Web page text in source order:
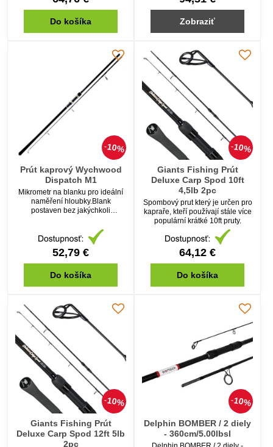
Do košíka Zobraziť
10%
Prút kaprový Wychwood
Dispatch M1
Mikrometr na blanku pro ideální
naměření hloubky.Blank
postaven bez jakýchkoli
52,79 €
Do košíka
10%
Giants Fishing Prút
Deluxe Carp Spod 10ft
4,5lb 2pc
Spombový prut který je určen pro
kapraře, kteří používají stále více
populární krátké 10ft pruty.
64,12 €
Do košíka
10%
Giants Fishing Prút
Deluxe Carp Spod 12ft 5lb
2pc
10%
Delphin BOMBER / 2 diely
- 360cm/5.00lbsl